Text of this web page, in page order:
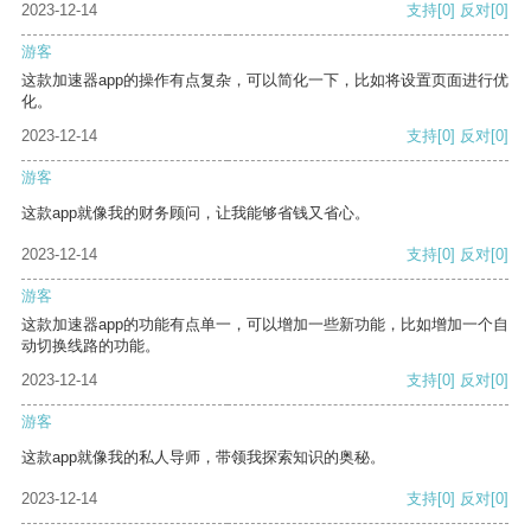
2023-12-14 支持[0] 反对[0]
游客
这款加速器app的操作有点复杂，可以简化一下，比如将设置页面进行优
化。
2023-12-14
支持[0] 反对[0]
游客
这款app就像我的财务顾问，让我能够省钱又省心。
2023-12-14 支持[0] 反对[0]
游客
这款加速器app的功能有点单一，可以增加一些新功能，比如增加一个自
动切换线路的功能。
2023-12-14
支持[0] 反对[0]
游客
这款app就像我的私人导师，带领我探索知识的奥秘。
2023-12-14 支持[0] 反对[0]